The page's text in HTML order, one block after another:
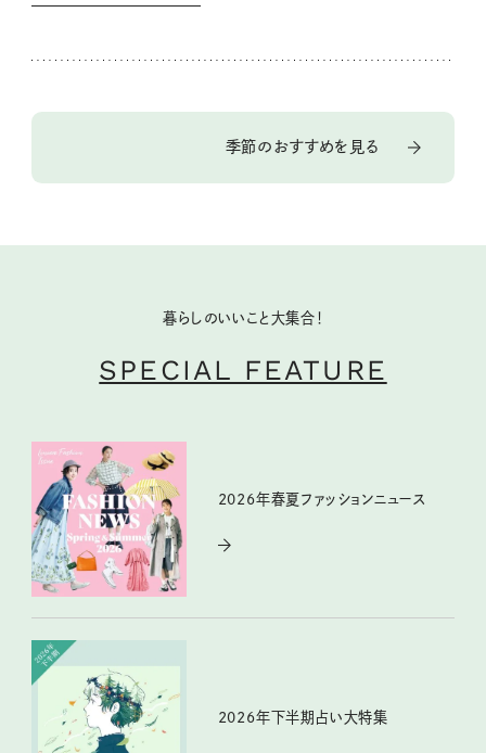
季節のおすすめを見る
暮らしのいいこと大集合！
SPECIAL FEATURE
2026年春夏ファッションニュース
2026年下半期占い大特集